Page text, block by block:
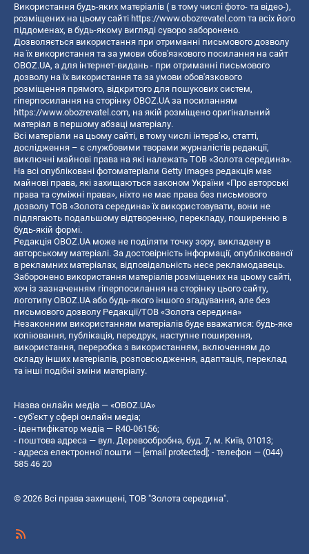
Використання будь-яких матеріалів ( в тому числі фото- та відео-),
розміщених на цьому сайті https://www.obozrevatel.com та всіх його
піддоменах, в будь-якому вигляді суворо заборонено.
Дозволяється використання при отриманні письмового дозволу
на їх використання та за умови обов'язкового посилання на сайт
OBOZ.UA, а для інтернет-видань - при отриманні письмового
дозволу на їх використання та за умови обов'язкового
розміщення прямого, відкритого для пошукових систем,
гіперпосилання на сторінку OBOZ.UA за посиланням
https://www.obozrevatel.com, на якій розміщено оригінальний
матеріал в першому абзаці матеріалу.
Всі матеріали на цьому сайті, в тому числі інтерв’ю, статті,
дослідження – є службовими творами журналістів редакції,
виключні майнові права на які належать ТОВ «Золота середина».
На всі опубліковані фотоматеріали Getty Images редакція має
майнові права, які захищаються законом України «Про авторські
права та суміжні права», ніхто не має права без письмового
дозволу ТОВ «Золота середина» їх використовувати, вони не
підлягають подальшому відтворенню, перекладу, поширенню в
будь-якій формі.
Редакція OBOZ.UA може не поділяти точку зору, викладену в
авторському матеріалі. За достовірність інформації, опублікованої
в рекламних матеріалах, відповідальність несе рекламодавець.
Заборонено використання матеріалів розміщених на цьому сайті,
хоч із зазначенням гіперпосилання на сторінку цього сайту,
логотипу OBOZ.UA або будь-якого іншого згадування, але без
письмового дозволу Редакції/ТОВ «Золота середина»
Незаконним використанням матеріалів буде вважатися: будь-яке
копiювання, публiкацiя, передрук, наступне поширення,
використання, переробка з використанням, включенням до
складу інших матеріалів, розповсюдження, адаптація, переклад
та інші подібні зміни матеріалу.
Назва онлайн медіа — «OBOZ.UA»
- суб'єкт у сфері онлайн медіа;
- ідентифікатор медіа — R40-06156;
- поштова адреса — вул. Деревообробна, буд. 7, м. Київ, 01013;
- адреса електронної пошти — [email protected]; - телефон — (044)
585 46 20
© 2026 Всі права захищені, ТОВ "Золота середина".